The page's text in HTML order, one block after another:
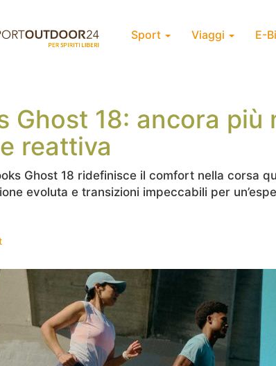
Sport Viaggi E-
Ghost 18: ancora più
reattiva
Ghost 18 ridefinisce il comfort nella corsa
evoluta e transizioni impeccabili per